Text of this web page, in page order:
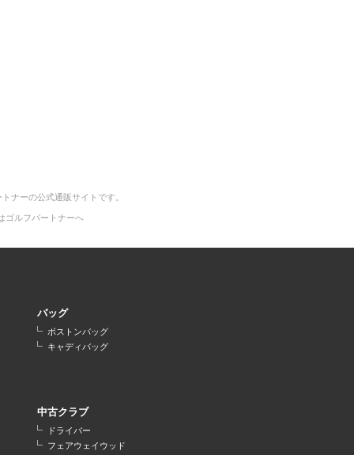
ナーの公式通販サイトです。
ゴルフパートナーへ
バッグ
ボストンバッグ
キャディバッグ
中古クラブ
ドライバー
フェアウェイウッド